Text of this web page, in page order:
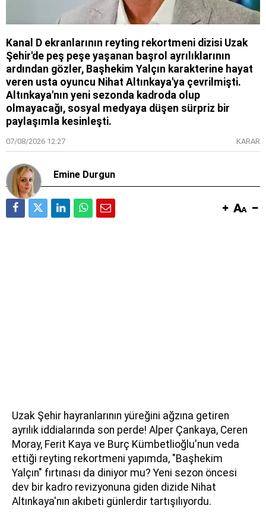
Kanal D ekranlarının reyting rekortmeni dizisi Uzak
Şehir'de peş peşe yaşanan başrol ayrılıklarının
ardından gözler, Başhekim Yalçın karakterine hayat
veren usta oyuncu Nihat Altınkaya'ya çevrilmişti.
Altınkaya'nın yeni sezonda kadroda olup
olmayacağı, sosyal medyaya düşen sürpriz bir
paylaşımla kesinleşti.
07/08/2026 12:27 KARAR
Emine Durgun
Uzak Şehir hayranlarının yüreğini ağzına getiren
ayrılık iddialarında son perde! Alper Çankaya, Ceren
Moray, Ferit Kaya ve Burç Kümbetlioğlu'nun veda
ettiği reyting rekortmeni yapımda, "Başhekim
Yalçın" fırtınası da diniyor mu? Yeni sezon öncesi
dev bir kadro revizyonuna giden dizide Nihat
Altınkaya'nın akıbeti günlerdir tartışılıyordu.